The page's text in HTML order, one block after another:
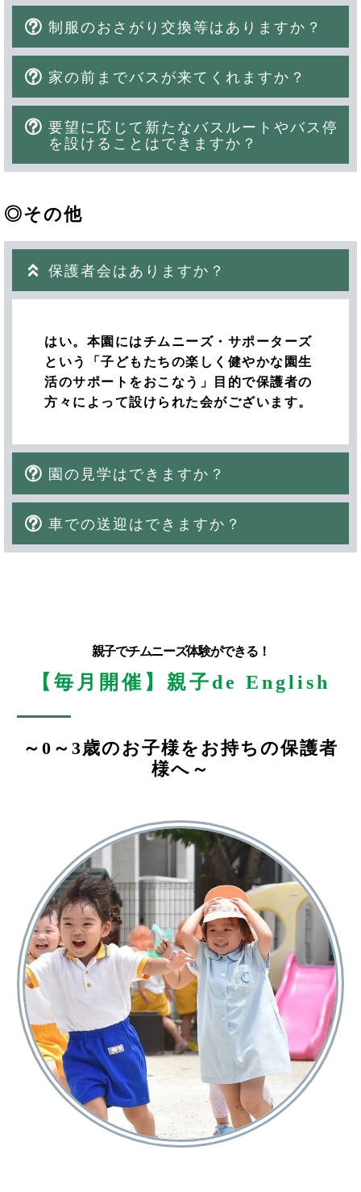
制服のおさがり交換等はありますか？
家の前までバスが来てくれますか？
要望に応じて新たなバスルートやバス停
を設けることはできますか？
◎その他
保護者会はありますか？
はい。本園にはチムニーズ・サポーターズ
という「子どもたちの楽しく健やかな園生
活のサポートをおこなう」目的で保護者の
方々によって設けられた会がございます。
園の見学はできますか？
車での送迎はできますか？
親子でチムニーズ体験ができる！
【毎月開催】親子de English
～0～3歳のお子様をお持ちの保護者
様へ～